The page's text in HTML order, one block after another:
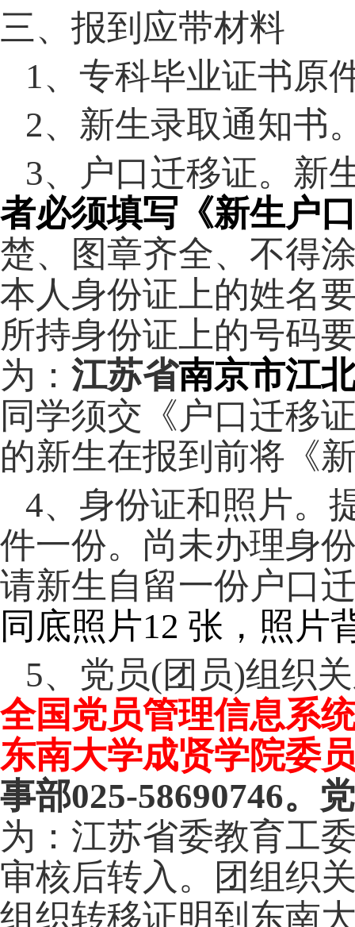
三、报到应带材料
1、专科毕业证书原
2、新生录取通知书
3、户口迁移证。新
者必须填写《新生户
楚、图章齐全、不得
本人身份证上的姓名
所持身份证上的号码
为： 江苏省南京市江
同学须交《户口迁移
的新生在报到前将《
4、身份证和照片。
件一份。尚未办理身
请新生自留一份户口
同底照片12 张，照片
5、党员(团员)组织
全国党员管理信息系
东南大学成贤学院委
事部025-58690746。
为：江苏省委教育工
审核后转入。团组织
组织转移证明到东南